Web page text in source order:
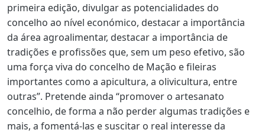
primeira edição, divulgar as potencialidades do
concelho ao nível económico, destacar a importância
da área agroalimentar, destacar a importância de
tradições e profissões que, sem um peso efetivo, são
uma força viva do concelho de Mação e fileiras
importantes como a apicultura, a olivicultura, entre
outras”. Pretende ainda “promover o artesanato
concelhio, de forma a não perder algumas tradições e
mais, a fomentá-las e suscitar o real interesse da